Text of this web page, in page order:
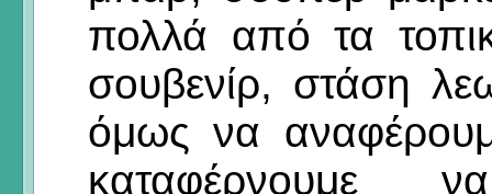
πολλά από τα
σουβενίρ, στάση
όμως να
καταφέρνουμε